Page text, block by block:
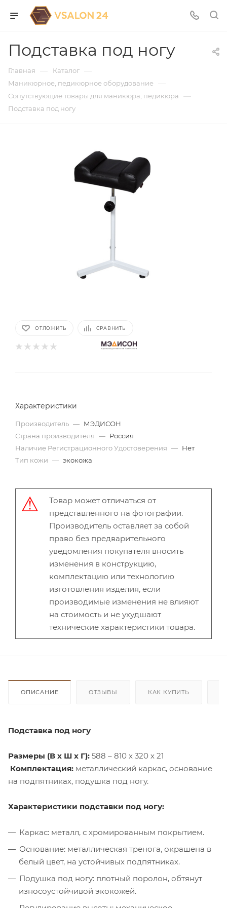
Подставка под ногу
Главная — Каталог —
Маникюрное, педикюрное оборудование —
Сопутствующие товары для маникюра, педикюра —
Подставка под ногу
ОТЛОЖИТЬ СРАВНИТЬ
Характеристики
Производитель — МЭДИСОН
Страна производителя — Россия
Наличие Регистрационного Удостоверения — Нет
Тип кожи — экокожа
Товар может отличаться от
представленного на фотографии.
Производитель оставляет за собой
право без предварительного
уведомления покупателя вносить
изменения в конструкцию,
комплектацию или технологию
изготовления изделия, если
производимые изменения не влияют
на стоимость и не ухудшают
технические характеристики товара.
ОПИСАНИЕ ОТЗЫВЫ КАК КУПИТЬ
Подставка под ногу
Размеры (В х Ш х Г): 588 – 810 х 320 х 21
Комплектация: металлический каркас, основание
на подпятниках, подушка под ногу.
Характеристики подставки под ногу:
Каркас: металл, с хромированным покрытием.
Основание: металлическая тренога, окрашена в
белый цвет, на устойчивых подпятниках.
Подушка под ногу: плотный поролон, обтянут
износоустойчивой экокожей.